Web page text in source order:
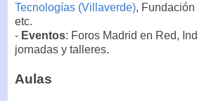
Tecnologías (Villaverde),
etc.
- Eventos: Foros Madrid en Red,
jornadas y talleres.
Aulas